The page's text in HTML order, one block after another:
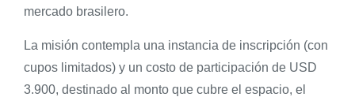
mercado brasilero.
La misión contempla una instancia de inscripción (con
cupos limitados) y un costo de participación de USD
3.900, destinado al monto que cubre el espacio, el